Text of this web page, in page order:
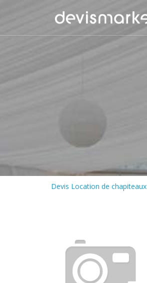
Devis Location de chapiteaux